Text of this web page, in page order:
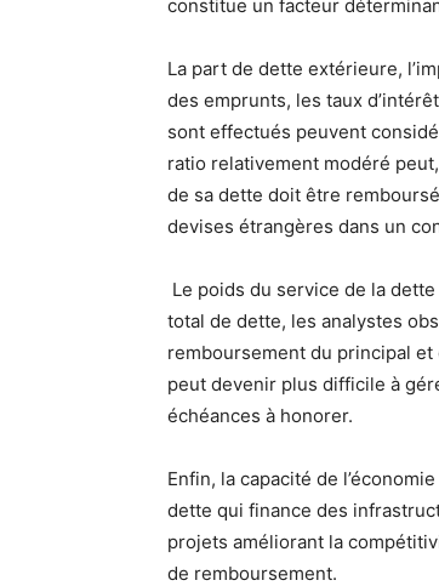
constitue un facteur
La part de dette extérieure,
des emprunts, les taux
sont effectués peuvent
ratio relativement modéré
de sa dette doit être
devises étrangères dans un
Le poids du service de la
total de dette, les analystes
remboursement du principal
peut devenir plus difficile à
échéances à honorer.
Enfin, la capacité de
dette qui finance des
projets améliorant la
de remboursement.